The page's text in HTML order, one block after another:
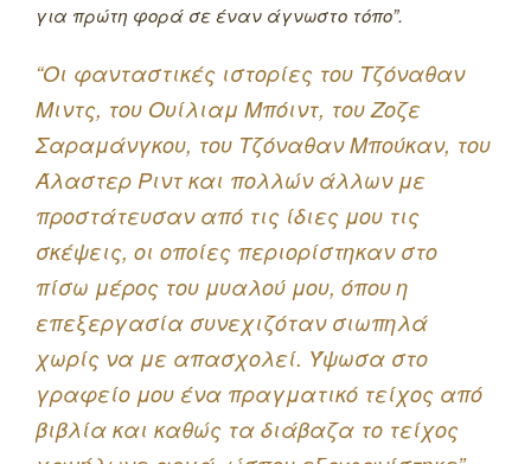
για πρώτη φορά σε έναν άγνωστο τόπο”.
“Οι φανταστικές ιστορίες του Τζόναθαν
Μιντς, του Ουίλιαμ Μπόιντ, του Ζοζε
Σαραμάνγκου, του Τζόναθαν Μπούκαν, του
Άλαστερ Ριντ και πολλών άλλων με
προστάτευσαν από τις ίδιες μου τις
σκέψεις, οι οποίες περιορίστηκαν στο
πίσω μέρος του μυαλού μου, όπου η
επεξεργασία συνεχιζόταν σιωπηλά
χωρίς να με απασχολεί. Ύψωσα στο
γραφείο μου ένα πραγματικό τείχος από
βιβλία και καθώς τα διάβαζα το τείχος